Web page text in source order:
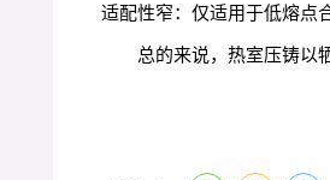
适配性窄：仅适用于低熔点
总的来说，热室压铸以